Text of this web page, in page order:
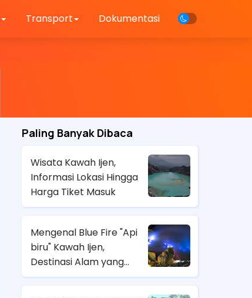
Transport Dokumentasi
Paling Banyak Dibaca
Wisata Kawah Ijen,
Informasi Lokasi Hingga
Harga Tiket Masuk
Mengenal Blue Fire "Api
biru" Kawah Ijen,
Destinasi Alam yang
Menakjubkan